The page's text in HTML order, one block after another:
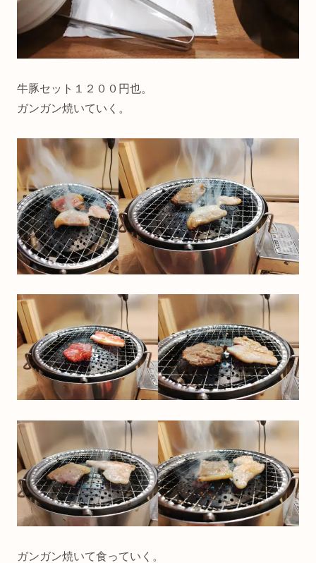
牛豚セット１２００円也。
ガンガン焼いていく。
ガンガン焼いて食っていく。